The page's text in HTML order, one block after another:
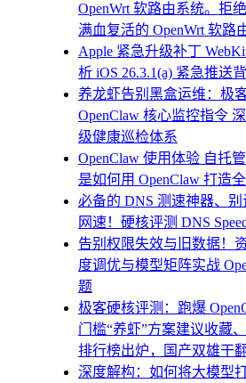
OpenWrt 软路由系统。拒
满血复活的 OpenWrt 软路
Apple 紧急升级补丁
析 iOS 26.3.1(a) 紧急推送
养龙虾告别黑盒运维：极
OpenClaw 核心监控指令
级健康巡检体系
OpenClaw 使用体验 自托
是如何用 OpenClaw 打造
必备的 DNS 测速神器、
网速！硬核评测 DNS
告别权限失效与旧数据！
度调优与模型矩阵实战
题
极客硬核评测：跑爆
门槛“养虾”方案建议收藏
排行榜出炉，国产双雄干
深度解构：如何将大模型